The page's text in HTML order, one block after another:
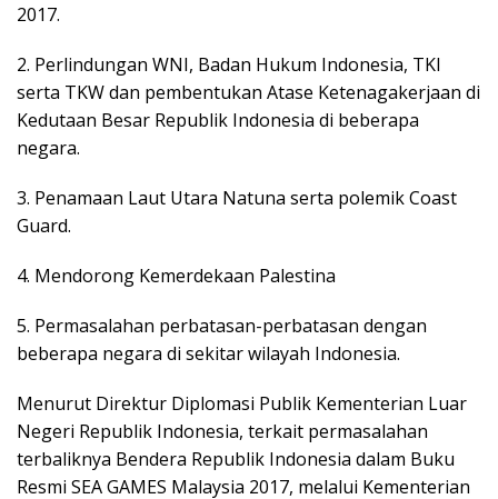
2017.
2. Perlindungan WNI, Badan Hukum Indonesia, TKI
serta TKW dan pembentukan Atase Ketenagakerjaan di
Kedutaan Besar Republik Indonesia di beberapa
negara.
3. Penamaan Laut Utara Natuna serta polemik Coast
Guard.
4. Mendorong Kemerdekaan Palestina
5. Permasalahan perbatasan-perbatasan dengan
beberapa negara di sekitar wilayah Indonesia.
Menurut Direktur Diplomasi Publik Kementerian Luar
Negeri Republik Indonesia, terkait permasalahan
terbaliknya Bendera Republik Indonesia dalam Buku
Resmi SEA GAMES Malaysia 2017, melalui Kementerian